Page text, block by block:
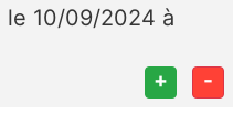
le 10/09/2024 à
+ -